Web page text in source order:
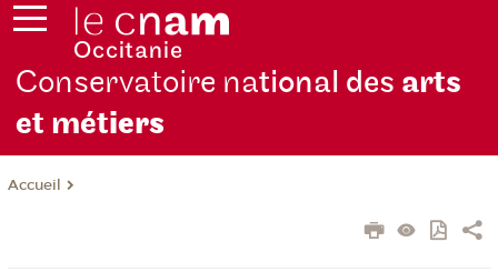
Conservatoire national des arts
et métiers
Accueil